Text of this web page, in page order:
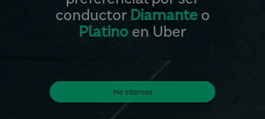
conductor Diamanteo
Platino en Uber
Me interesa